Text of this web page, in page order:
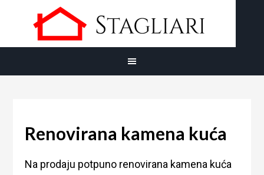
Renovirana kamena kuća
Na prodaju potpuno renovirana kamena kuća